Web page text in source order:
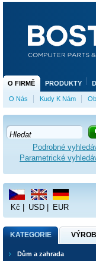
Podrobné
Parametrické
Kč USD EUR
KATEGORIE
Dům a zahrada
O FIRMĚ PRODUKTY
O Nás Kudy K Nám